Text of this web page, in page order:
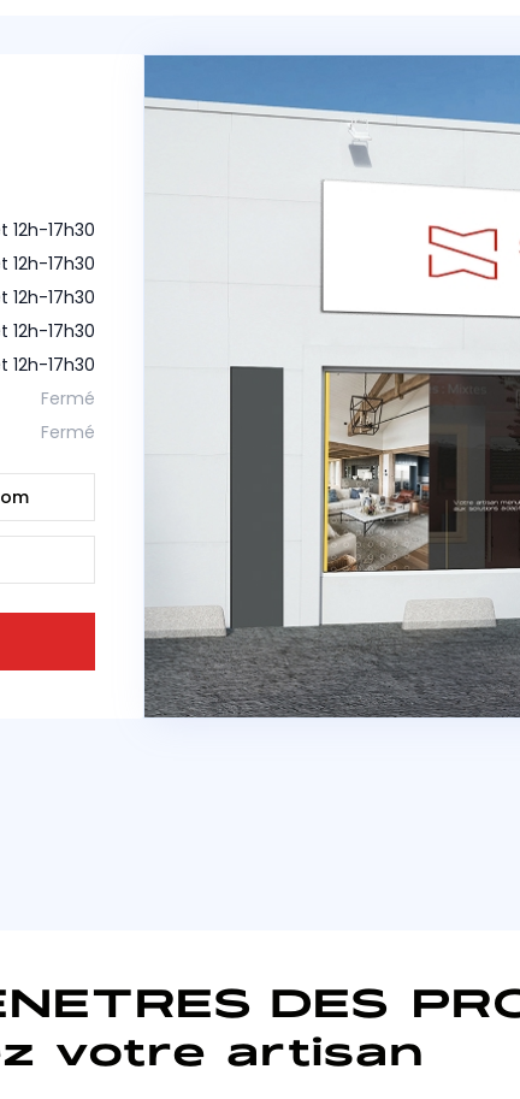
12h-17h30
12h-17h30
12h-17h30
12h-17h30
12h-17h30
Fermé
Fermé
DES
votre artisan